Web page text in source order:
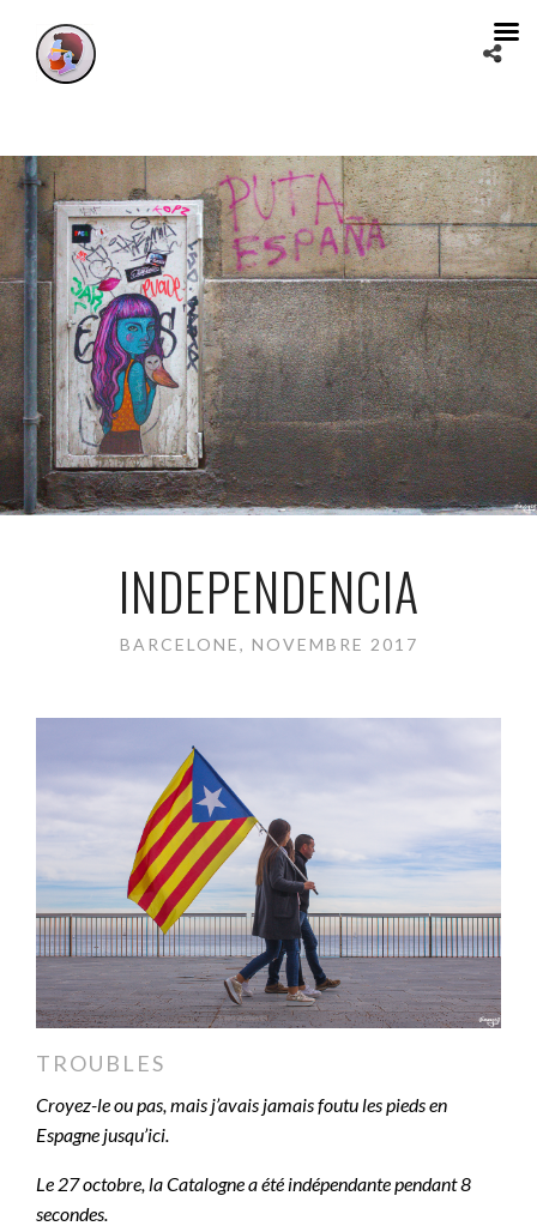
INDEPENDENCIA
BARCELONE, NOVEMBRE 2017
TROUBLES
Croyez-le ou pas, mais j’avais jamais foutu les pieds en
Espagne jusqu’ici.
Le 27 octobre, la Catalogne a été indépendante pendant 8
secondes.